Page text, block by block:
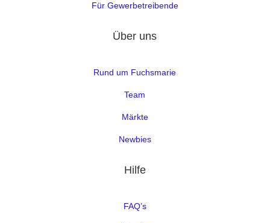
Für Gewerbetreibende
Über uns
Rund um Fuchsmarie
Team
Märkte
Newbies
Hilfe
FAQ’s